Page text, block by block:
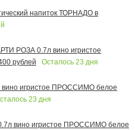
напиток ТОРНАДО в
РОЗА 0.7л вино игристое
рублей
Осталось 23 дня
игристое ПРОССИМО белое
23 дня
вино игристое ПРОССИМО белое